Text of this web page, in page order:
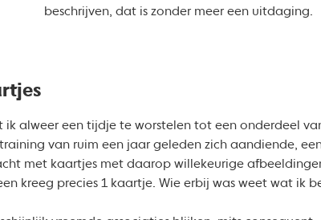
beschrijven, dat is zonder meer een uitdaging.
ik alweer een tijdje te worstelen tot een onderdeel
van ruim een jaar geleden zich aandiende,
met kaartjes met daarop willekeurige
kreeg precies 1 kaartje. Wie erbij was weet wat ik